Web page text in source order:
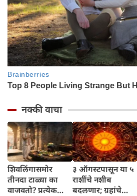
नक्की वाचा
शिवलिंगासमोर
तीनदा टाळ्या का
वाजवतो? प्रत्येक
३ ऑगस्टपासून या ५
राशींचे नशीब
बदलणार; ग्रहांचे